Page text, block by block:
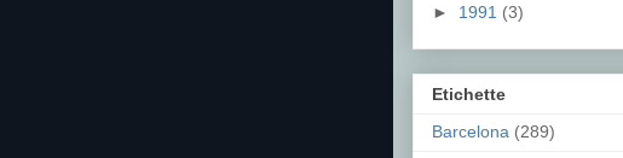
► 1991 (3)
Etichette
Barcelona (289)